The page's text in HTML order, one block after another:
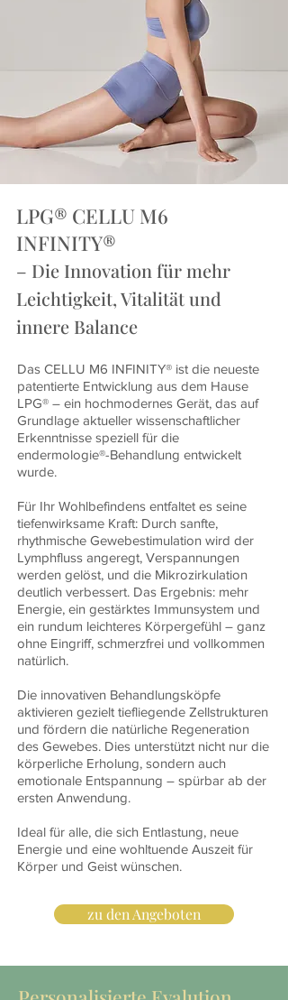
LPG® CELLU M6
INFINITY®
– Die Innovation für mehr
Leichtigkeit, Vitalität und
innere Balance
Das CELLU M6 INFINITY® ist die neueste
patentierte Entwicklung aus dem Hause
LPG® – ein hochmodernes Gerät, das auf
Grundlage aktueller wissenschaftlicher
Erkenntnisse speziell für die
endermologie®-Behandlung entwickelt
wurde.
Für Ihr Wohlbefindens entfaltet es seine
tiefenwirksame Kraft: Durch sanfte,
rhythmische Gewebestimulation wird der
Lymphfluss angeregt, Verspannungen
werden gelöst, und die Mikrozirkulation
deutlich verbessert. Das Ergebnis: mehr
Energie, ein gestärktes Immunsystem und
ein rundum leichteres Körpergefühl – ganz
ohne Eingriff, schmerzfrei und vollkommen
natürlich.
Die innovativen Behandlungsköpfe
aktivieren gezielt tiefliegende Zellstrukturen
und fördern die natürliche Regeneration
des Gewebes. Dies unterstützt nicht nur die
körperliche Erholung, sondern auch
emotionale Entspannung – spürbar ab der
ersten Anwendung.
Ideal für alle, die sich Entlastung, neue
Energie und eine wohltuende Auszeit für
Körper und Geist wünschen.
zu den Angeboten